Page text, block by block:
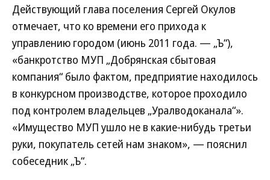
Действующий глава поселения Сергей Окулов
отмечает, что ко времени его прихода к
управлению городом (июнь 2011 года. — „Ъ“),
«банкротство МУП „Добрянская сбытовая
компания“ было фактом, предприятие находилось
в конкурсном производстве, которое проходило
под конт­ролем владельцев „Уралводоканала“».
«Имущество МУП ушло не в какие-нибудь третьи
руки, покупатель сетей нам знаком», — пояснил
собеседник „Ъ“.